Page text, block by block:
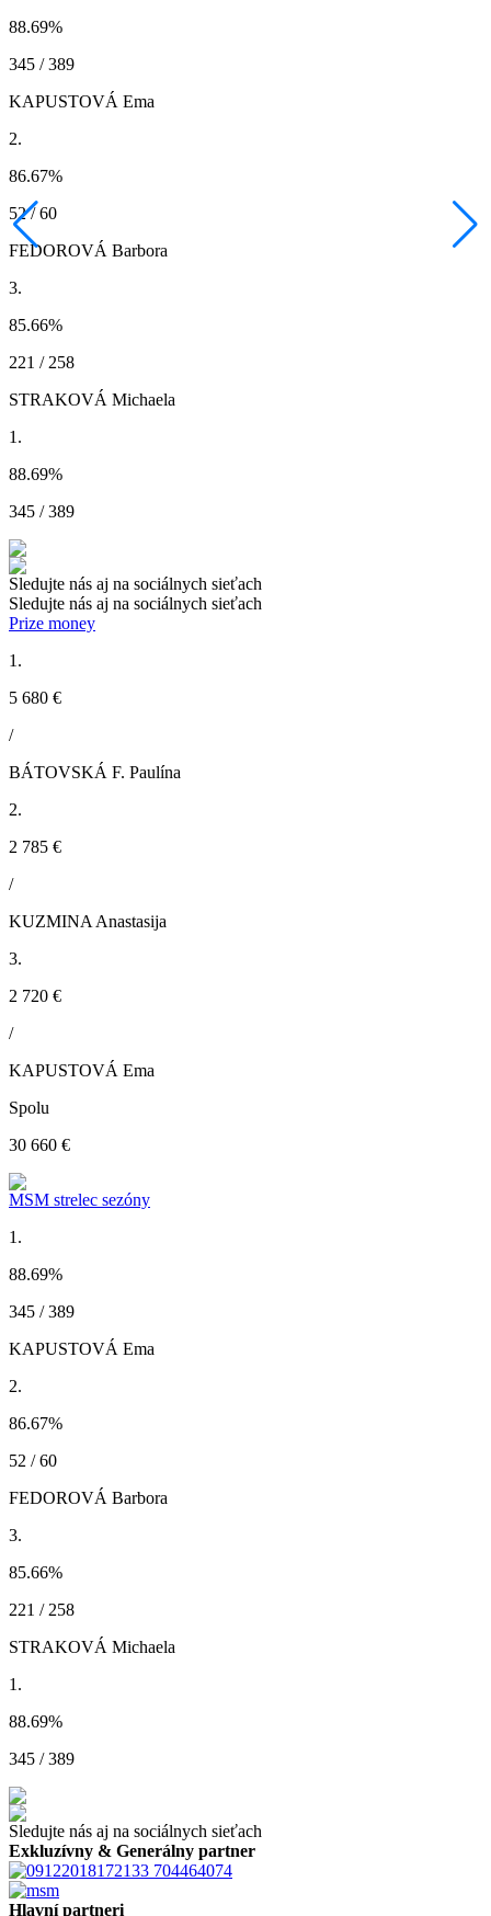
88.69%
345 / 389
KAPUSTOVÁ Ema
2.
86.67%
52 / 60
FEDOROVÁ Barbora
3.
85.66%
221 / 258
STRAKOVÁ Michaela
1.
88.69%
345 / 389
Sledujte nás aj na sociálnych sieťach
Sledujte nás aj na sociálnych sieťach
Prize money
1.
5 680 €
/
BÁTOVSKÁ F. Paulína
2.
2 785 €
/
KUZMINA Anastasija
3.
2 720 €
/
KAPUSTOVÁ Ema
Spolu
30 660 €
MSM strelec sezóny
1.
88.69%
345 / 389
KAPUSTOVÁ Ema
2.
86.67%
52 / 60
FEDOROVÁ Barbora
3.
85.66%
221 / 258
STRAKOVÁ Michaela
1.
88.69%
345 / 389
Sledujte nás aj na sociálnych sieťach
Exkluzívny & Generálny partner
Hlavní partneri